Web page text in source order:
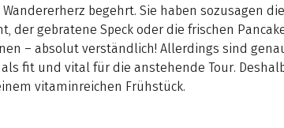
begehrt. Sie haben sozusagen
der gebratene Speck oder die frischen
– absolut verständlich! Allerdings sind
fit und vital für die anstehende Tour.
vitaminreichen Frühstück.